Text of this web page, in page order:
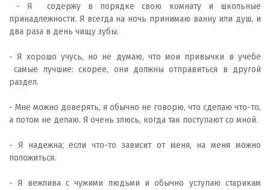
- Я содержу в порядке свою комнату и школьные
принадлежности. Я всегда на ночь принимаю ванну или душ, и
два раза в день чищу зубы.
- Я хорошо учусь, но не думаю, что мои привычки в учебе
самые лучшие: скорее, они должны отправиться в другой
раздел.
- Мне можно доверять, я обычно не говорю, что сделаю что-то,
а потом не делаю. Я очень злюсь, когда так поступают со мной.
- Я надежна; если что-то зависит от меня, на меня можно
положиться.
- Я вежлива с чужими людьми и обычно уступаю старикам